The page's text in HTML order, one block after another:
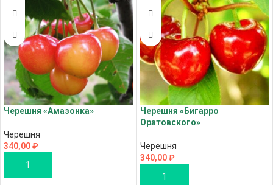
Черешня «Амазонка»
Черешня
340,00₽
В КОРЗИНУ
Черешня «Бигарро
Оратовского»
Черешня
340,00₽
В КОРЗИНУ